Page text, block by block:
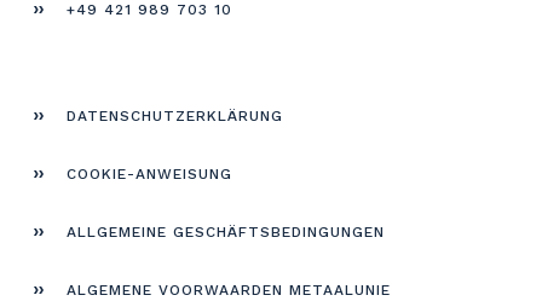
+49 421 989 703 10
DATEN­SCHUTZERKLÄRUNG
COOKIE-ANWEISUNG
ALLGEMEINE GESCHÄFTS­BEDINGUNGEN
ALGEMENE VOORWAARDEN METAALUNIE